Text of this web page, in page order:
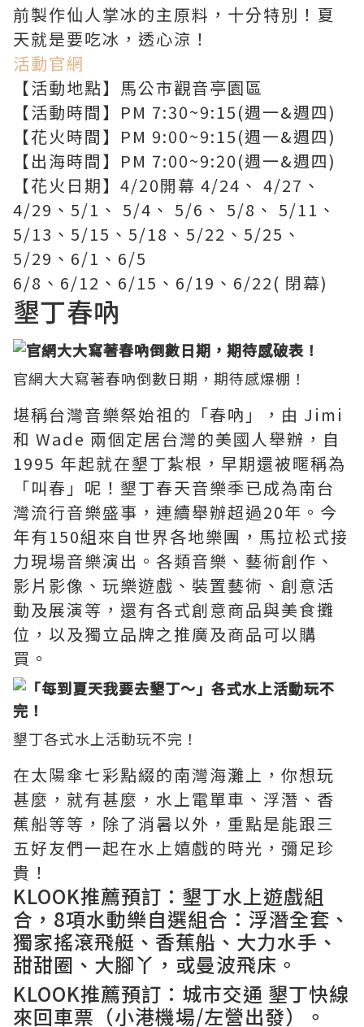
前製作仙人掌冰的主原料，十分特別！夏
天就是要吃冰，透心涼！
活動官網
【活動地點】馬公市觀音亭園區
【活動時間】PM 7:30~9:15(週一&週四)
【花火時間】PM 9:00~9:15(週一&週四)
【出海時間】PM 7:00~9:20(週一&週四)
【花火日期】4/20開幕 4/24、 4/27、
4/29、5/1、 5/4、 5/6、 5/8、 5/11、
5/13、5/15、5/18、5/22、5/25、
5/29、6/1、6/5
6/8、6/12、6/15、6/19、6/22( 閉幕)
墾丁春吶
官網大大寫著春吶倒數日期，期待感爆棚！
堪稱台灣音樂祭始祖的「春吶」，由 Jimi
和 Wade 兩個定居台灣的美國人舉辦，自
1995 年起就在墾丁紮根，早期還被暱稱為
「叫春」呢！墾丁春天音樂季已成為南台
灣流行音樂盛事，連續舉辦超過20年。今
年有150組來自世界各地樂團，馬拉松式接
力現場音樂演出。各類音樂、藝術創作、
影片影像、玩樂遊戲、裝置藝術、創意活
動及展演等，還有各式創意商品與美食攤
位，以及獨立品牌之推廣及商品可以購
買。
墾丁各式水上活動玩不完！
在太陽傘七彩點綴的南灣海灘上，你想玩
甚麼，就有甚麼，水上電單車、浮潛、香
蕉船等等，除了消暑以外，重點是能跟三
五好友們一起在水上嬉戲的時光，彌足珍
貴！
KLOOK推薦預訂： 墾丁水上遊戲組
合 ，8項水動樂自選組合：浮潛全套、
獨家搖滾飛艇、香蕉船、大力水手、
甜甜圈、大腳丫，或曼波飛床。
KLOOK推薦預訂： 城市交通 墾丁快線
來回車票 （小港機場/左營出發）。